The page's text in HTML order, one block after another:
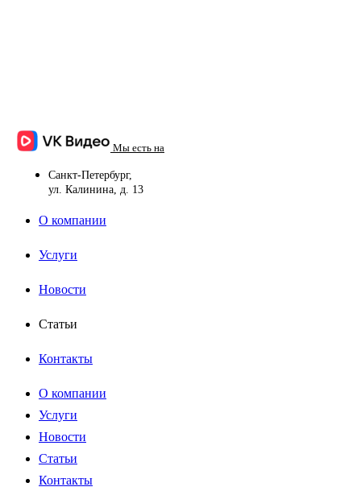
Мы есть на
Санкт-Петербург,
ул. Калинина, д. 13
О компании
Услуги
Новости
Статьи
Контакты
О компании
Услуги
Новости
Статьи
Контакты